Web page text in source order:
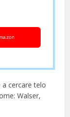
2021)
cercare telo
Walser,